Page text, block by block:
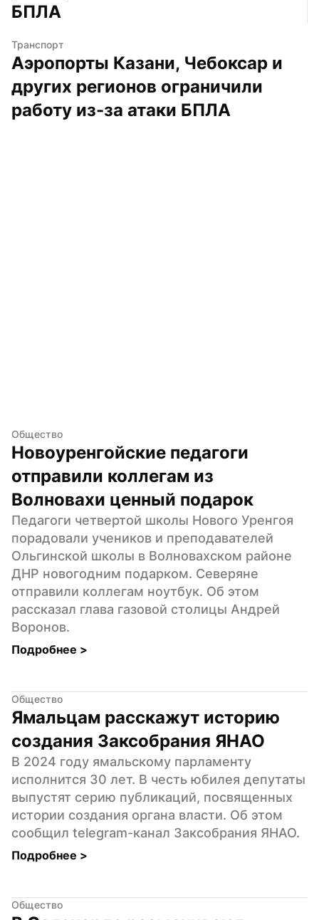
БПЛА
Транспорт
Аэропорты Казани, Чебоксар и
других регионов ограничили
работу из-за атаки БПЛА
Общество
Новоуренгойские педагоги
отправили коллегам из
Волновахи ценный подарок
Педагоги четвертой школы Нового Уренгоя
порадовали учеников и преподавателей
Ольгинской школы в Волновахском районе
ДНР новогодним подарком. Северяне
отправили коллегам ноутбук. Об этом
рассказал глава газовой столицы Андрей
Воронов.
Подробнее >
Общество
Ямальцам расскажут историю
создания Заксобрания ЯНАО
В 2024 году ямальскому парламенту
исполнится 30 лет. В честь юбилея депутаты
выпустят серию публикаций, посвященных
истории создания органа власти. Об этом
сообщил telegram-канал Заксобрания ЯНАО.
Подробнее >
Общество